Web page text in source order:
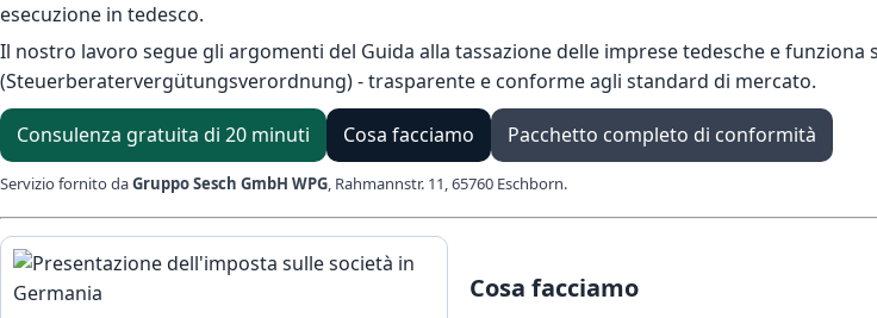
esecuzione in tedesco.
Il nostro lavoro segue gli argomenti del Guida alla tassazione delle imprese tedesche e funziona
(Steuerberatervergütungsverordnung) - trasparente e conforme agli standard di mercato.
Consulenza gratuita di 20 minuti Cosa facciamo Pacchetto completo di conformità
Servizio fornito daGruppo Sesch GmbH WPG, Rahmannstr. 11, 65760 Eschborn.
Cosa facciamo